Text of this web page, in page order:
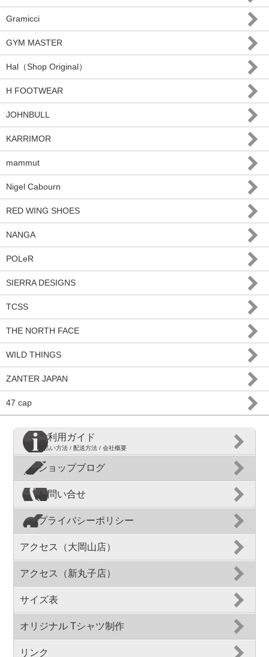
Gramicci
GYM MASTER
Hal（Shop Original）
H FOOTWEAR
JOHNBULL
KARRIMOR
mammut
Nigel Cabourn
RED WING SHOES
NANGA
POLeR
SIERRA DESIGNS
TCSS
THE NORTH FACE
WILD THINGS
ZANTER JAPAN
47 cap
ご利用ガイド
支払い方法 / 配送方法 / 会社概要
ショップブログ
お問い合せ
プライバシーポリシー
アクセス（大岡山店）
アクセス（新丸子店）
サイズ表
オリジナル Tシャツ制作
リンク